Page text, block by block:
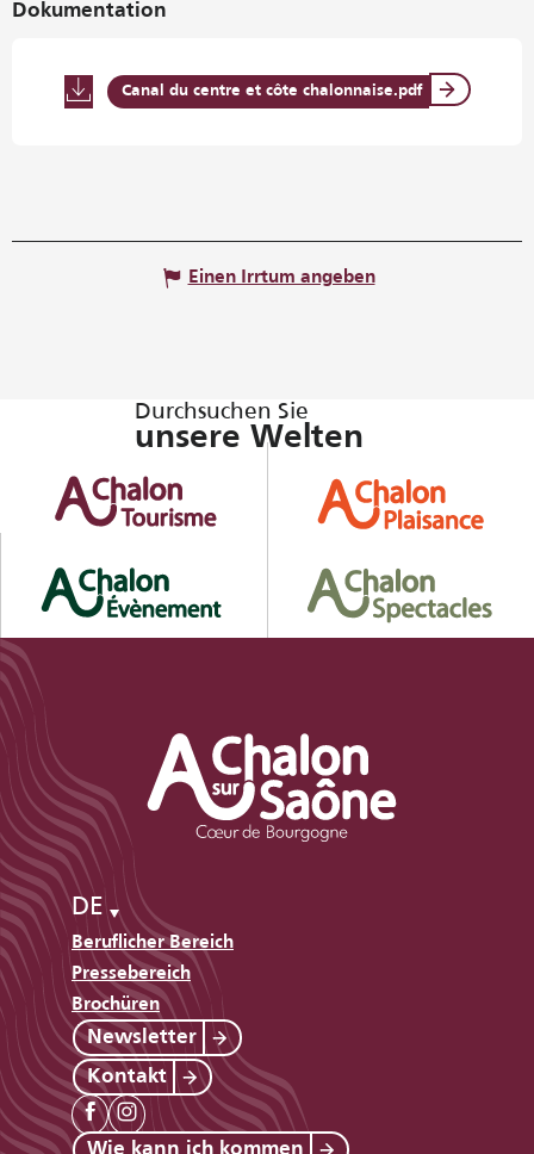
Dokumentation
Canal du centre et côte chalonnaise.pdf
Einen Irrtum angeben
Durchsuchen Sie
unsere Welten
DE
Beruflicher Bereich
Pressebereich
Brochüren
Newsletter
Kontakt